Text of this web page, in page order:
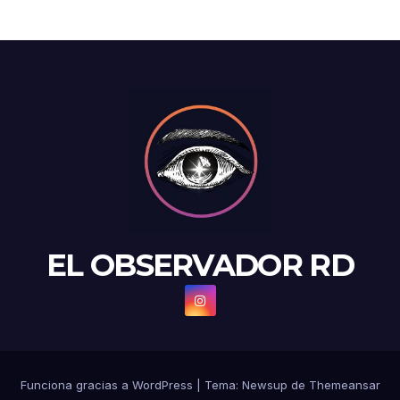
EL OBSERVADOR RD
Funciona gracias a WordPress Tema: Newsup de Themeansar